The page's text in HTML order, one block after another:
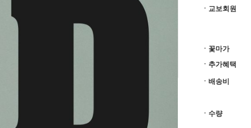
ㆍ교보회원
ㆍ꽃마가
ㆍ추가혜택
ㆍ배송비
ㆍ수량